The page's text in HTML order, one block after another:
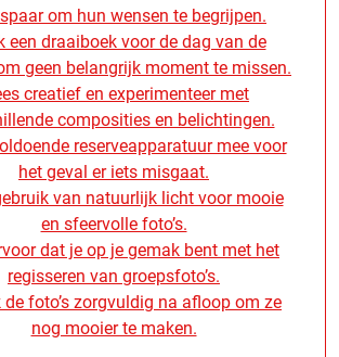
om hun wensen te begrijpen.
een draaiboek voor de dag van de
geen belangrijk moment te missen.
creatief en experimenteer met
composities en belichtingen.
reserveapparatuur mee voor
het geval er iets misgaat.
van natuurlijk licht voor mooie
en sfeervolle foto’s.
dat je op je gemak bent met het
regisseren van groepsfoto’s.
de foto’s zorgvuldig na afloop om ze
nog mooier te maken.